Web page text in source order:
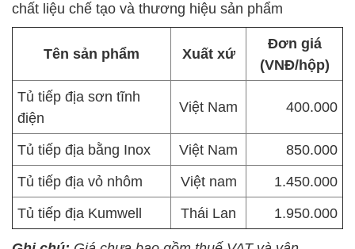
chất liệu chế tạo và thương hiệu sản phẩm
Tên sản phẩm Xuất xứ
Đơn giá
(VNĐ/hộp)
Tủ tiếp địa sơn tĩnh
điện
Việt Nam 400.000
Tủ tiếp địa bằng Inox Việt Nam
850.000
Tủ tiếp địa vỏ nhôm
Việt nam
1.450.000
Tủ tiếp địa Kumwell
Thái Lan 1.950.000